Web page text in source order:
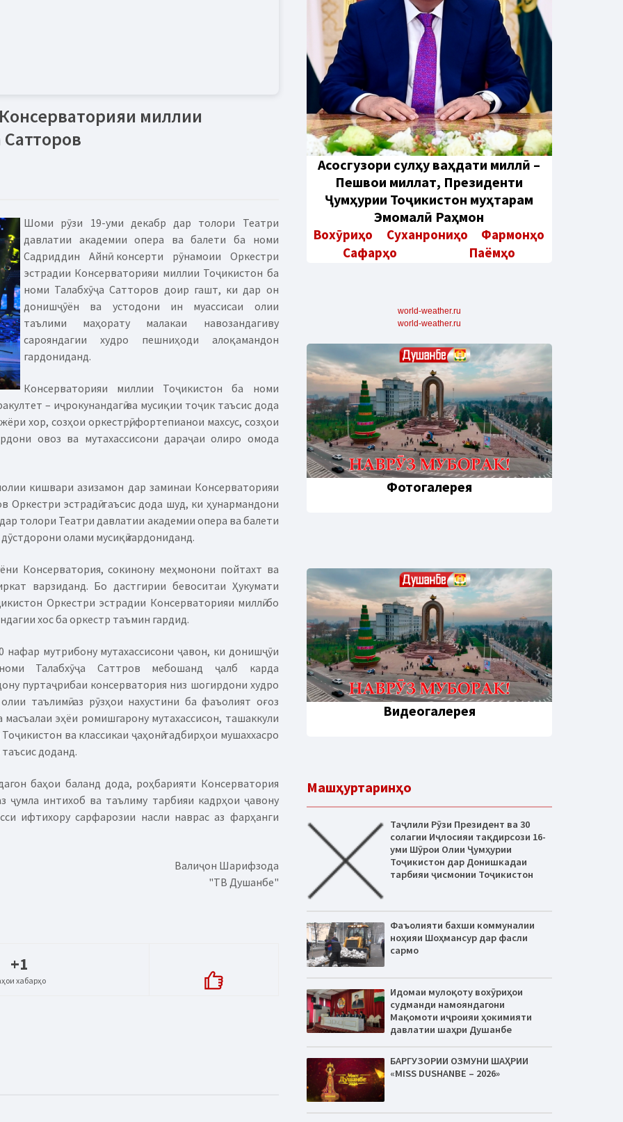
миллии
Сатторов
Шоми рӯзи 19-уми декабр дар толори Театри
давлатии академии опера ва балети ба номи
Садриддин Айнӣ консерти рӯнамоии Оркестри
эстрадии Консерваторияи миллии Тоҷикистон ба
номи Талабхӯҷа Сатторов доир гашт, ки дар он
донишҷӯён ва устодони ин муассисаи олии
таълими маҳорату малакаи навозандагиву
сарояндагии худро пешниҳоди алоқамандон
гардониданд.
Консерваторияи миллии Тоҷикистон ба номи
– иҷрокунандагӣ ва мусиқии тоҷик таъсис дода
хор, созҳои оркестрӣ, фортепианои махсус, созҳои
овоз ва мутахассисони дараҷаи олиро омода
кишвари азизамон дар заминаи Консерваторияи
Оркестри эстрадӣ таъсис дода шуд, ки ҳунармандони
толори Театри давлатии академии опера ва балети
олами мусиқӣ гардониданд.
Консерватория, сокинону меҳмонони пойтахт ва
варзиданд. Бо дастгирии бевоситаи Ҳукумати
Оркестри эстрадии Консерваторияи миллӣ бо
хос ба оркестр таъмин гардид.
мутрибону мутахассисони ҷавон, ки донишҷӯи
Талабхӯҷа Саттров мебошанд ҷалб карда
пуртаҷрибаи консерватория низ шогирдони худро
таълимӣ аз рӯзҳои нахустини ба фаъолият оғоз
эҳёи ромишгарону мутахассисон, ташаккули
ва классикаи ҷаҳонӣ тадбирҳои мушаххасро
доданд.
баҳои баланд дода, роҳбарияти Консерватория
интихоб ва таълиму тарбияи кадрҳои ҷавону
ифтихору сарфарозии насли наврас аз фарҳанги
Валиҷон Шарифзода
"ТВ Душанбе"
+1
хабарҳо
Aсосгузори сулҳу ваҳдати миллӣ –
Пешвои миллат, Президенти
Ҷумҳурии Тоҷикистон муҳтарам
Эмомалӣ Раҳмон
Вохӯриҳо Суханрониҳо
Фармонҳо
Сафарҳо
Паёмҳо
world-weather.ru
world-weather.ru
Фотогалерея
Видеогалерея
Машҳуртаринҳо
Таҷлили Рӯзи Президент ва 30
солагии Иҷлосияи тақдирсози 16-
уми Шӯрои Олии Ҷумҳурии
Тоҷикистон дар Донишкадаи
тарбияи ҷисмонии Тоҷикистон
Фаъолияти бахши коммуналии
ноҳияи Шоҳмансур дар фасли
сармо
Идомаи мулоқоту вохӯриҳои
судманди намояндагони
Мақомоти иҷроияи ҳокимияти
давлатии шаҳри Душанбе
БАРГУЗОРИИ ОЗМУНИ ШАҲРИИ
«MISS DUSHANBE – 2026»